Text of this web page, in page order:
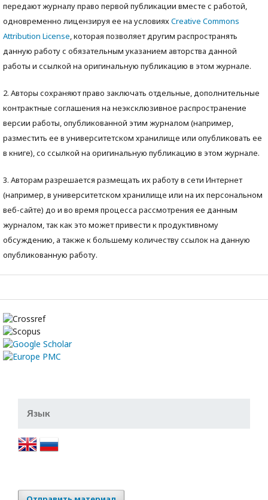
передают журналу право первой публикации вместе с работой,
одновременно лицензируя ее на условияхCreative Commons
Attribution License, которая позволяет другим распространять
данную работу с обязательным указанием авторства данной
работы и ссылкой на оригинальную публикацию в этом журнале.
2. Авторы сохраняют право заключать отдельные, дополнительные
контрактные соглашения на неэксклюзивное распространение
версии работы, опубликованной этим журналом (например,
разместить ее в университетском хранилище или опубликовать ее
в книге), со ссылкой на оригинальную публикацию в этом журнале.
3. Авторам разрешается размещать их работу в сети Интернет
(например, в университетском хранилище или на их персональном
веб-сайте) до и во время процесса рассмотрения ее данным
журналом, так как это может привести к продуктивному
обсуждению, а также к большему количеству ссылок на данную
опубликованную работу.
Язык